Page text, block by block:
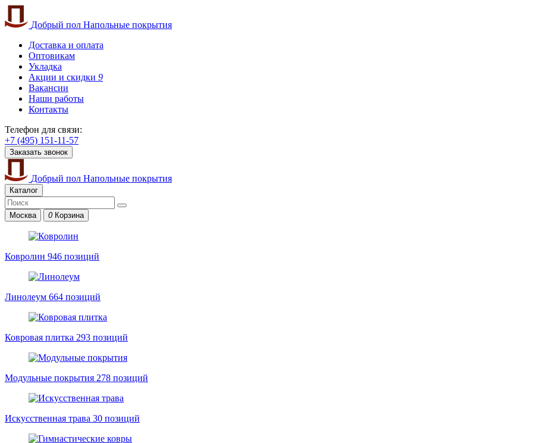
Добрый пол Напольные покрытия
Доставка и оплата
Оптовикам
Укладка
Акции и скидки 9
Вакансии
Наши работы
Контакты
Телефон для связи:
+7 (495) 151-11-57
Заказать звонок
Добрый пол Напольные покрытия
Каталог
Москва 0 Корзина
Ковролин 946 позиций
Линолеум 664 позиций
Ковровая плитка 293 позиций
Модульные покрытия 278 позиций
Искусственная трава 30 позиций